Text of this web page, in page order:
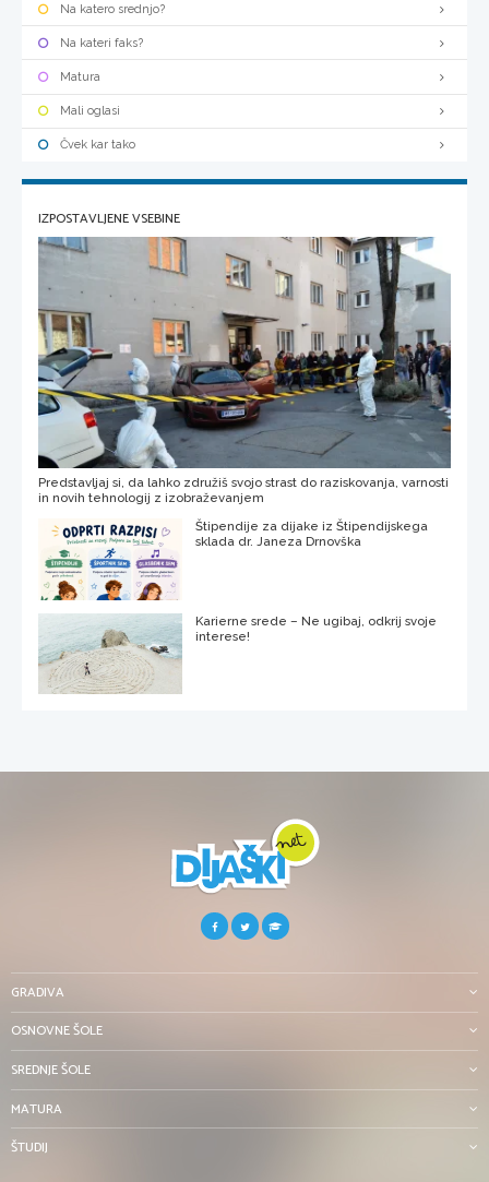
Na katero srednjo?
Na kateri faks?
Matura
Mali oglasi
Čvek kar tako
IZPOSTAVLJENE VSEBINE
Predstavljaj si, da lahko združiš svojo strast do raziskovanja, varnosti
in novih tehnologij z izobraževanjem
Štipendije za dijake iz Štipendijskega
sklada dr. Janeza Drnovška
Karierne srede – Ne ugibaj, odkrij svoje
interese!
GRADIVA
OSNOVNE ŠOLE
SREDNJE ŠOLE
MATURA
ŠTUDIJ